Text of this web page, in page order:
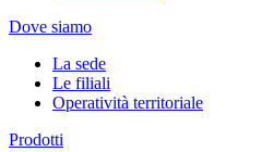
Dove siamo
La sede
Le filiali
Operatività territoriale
Prodotti